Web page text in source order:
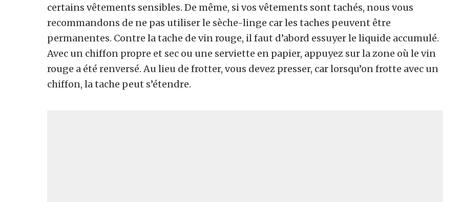
certains vêtements sensibles. De même, si vos vêtements sont tachés, nous vous
recommandons de ne pas utiliser le sèche-linge car les taches peuvent être
permanentes. Contre la tache de vin rouge, il faut d’abord essuyer le liquide accumulé.
Avec un chiffon propre et sec ou une serviette en papier, appuyez sur la zone où le vin
rouge a été renversé. Au lieu de frotter, vous devez presser, car lorsqu’on frotte avec un
chiffon, la tache peut s’étendre.